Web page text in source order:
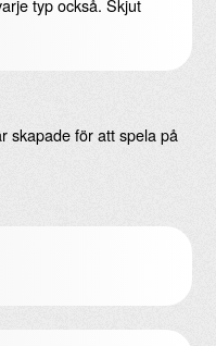
typ också. Skjut
skapade för att spela på